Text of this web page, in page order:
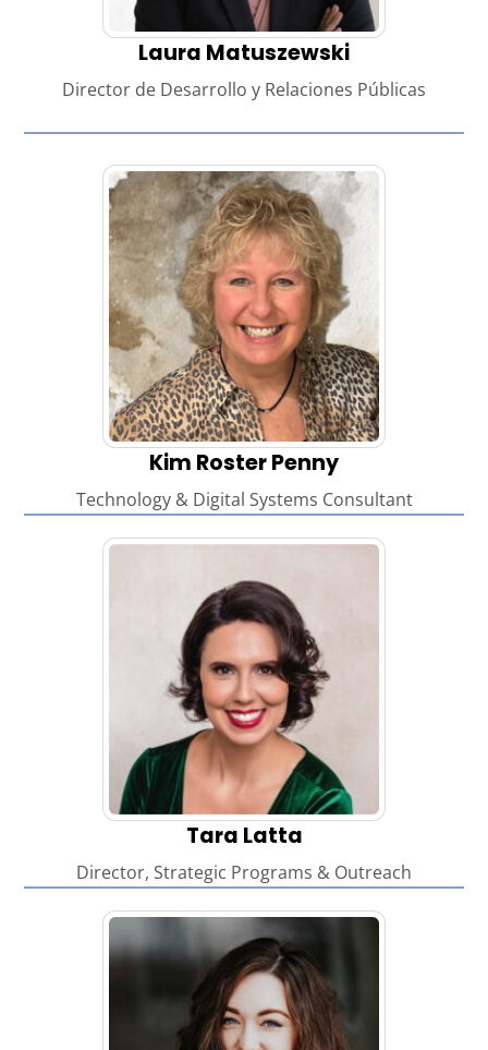
Laura Matuszewski
Director de Desarrollo y Relaciones Públicas
Kim Roster Penny
Technology & Digital Systems Consultant
Tara Latta
Director, Strategic Programs & Outreach